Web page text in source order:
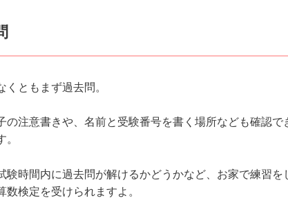
くともまず過去問。
の注意書きや、名前と受験番号を書く場所なども確認
。
験時間内に過去問が解けるかどうかなど、お家で練習
数検定を受けられますよ。